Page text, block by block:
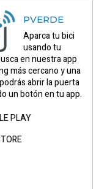
PVERDE
Aparca tu bici
usando tu
en nuestra app
más cercano y una
abrir la puerta
un botón en tu app.
PLAY